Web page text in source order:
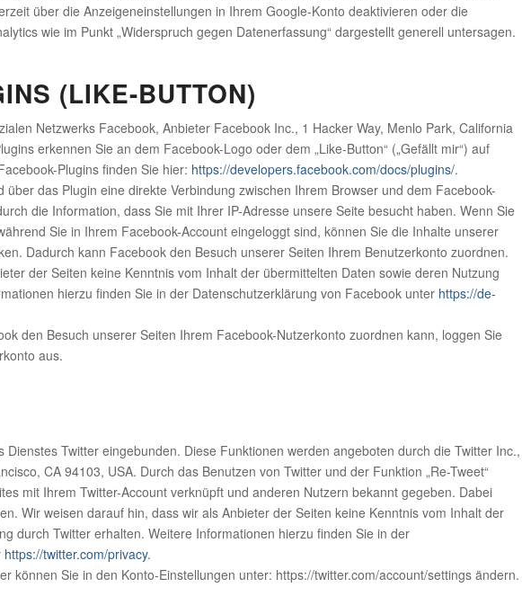
über die Anzeigeneinstellungen in Ihrem Google-Konto deaktivieren oder die
wie im Punkt „Widerspruch gegen Datenerfassung“ dargestellt generell untersagen.
(LIKE-BUTTON)
Netzwerks Facebook, Anbieter Facebook Inc., 1 Hacker Way, Menlo Park, California
erkennen Sie an dem Facebook-Logo oder dem „Like-Button“ („Gefällt mir“) auf
Plugins finden Sie hier: https://developers.facebook.com/docs/plugins/.
das Plugin eine direkte Verbindung zwischen Ihrem Browser und dem Facebook-
die Information, dass Sie mit Ihrer IP-Adresse unsere Seite besucht haben. Wenn Sie
Sie in Ihrem Facebook-Account eingeloggt sind, können Sie die Inhalte unserer
Dadurch kann Facebook den Besuch unserer Seiten Ihrem Benutzerkonto zuordnen.
der Seiten keine Kenntnis vom Inhalt der übermittelten Daten sowie deren Nutzung
hierzu finden Sie in der Datenschutzerklärung von Facebook unter https://de-
den Besuch unserer Seiten Ihrem Facebook-Nutzerkonto zuordnen kann, loggen Sie
aus.
Twitter eingebunden. Diese Funktionen werden angeboten durch die Twitter Inc.,
CA 94103, USA. Durch das Benutzen von Twitter und der Funktion „Re-Tweet“
mit Ihrem Twitter-Account verknüpft und anderen Nutzern bekannt gegeben. Dabei
Wir weisen darauf hin, dass wir als Anbieter der Seiten keine Kenntnis vom Inhalt der
durch Twitter erhalten. Weitere Informationen hierzu finden Sie in der
https://twitter.com/privacy.
können Sie in den Konto-Einstellungen unter: https://twitter.com/account/settings ändern.